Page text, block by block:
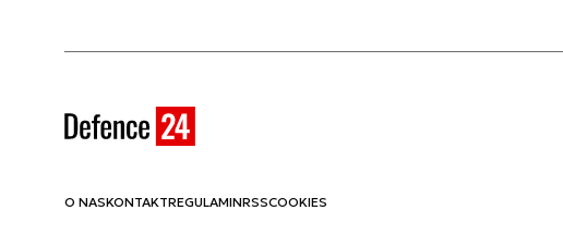
O NASKONTAKTREGULAMINRSSCOOKIES